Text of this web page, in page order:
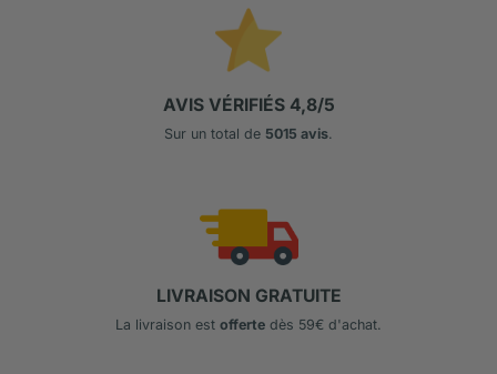
AVIS VÉRIFIÉS 4,8/5
Sur un total de 5015 avis.
LIVRAISON GRATUITE
La livraison est offerte dès 59€ d'achat.